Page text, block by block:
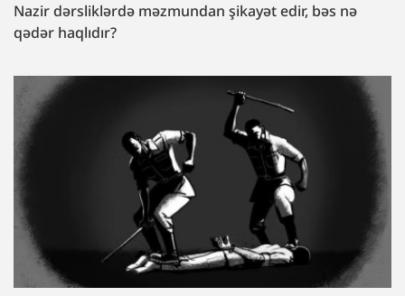
Nazir dərsliklərdə məzmundan şikayət edir, bəs nə
qədər haqlıdır?